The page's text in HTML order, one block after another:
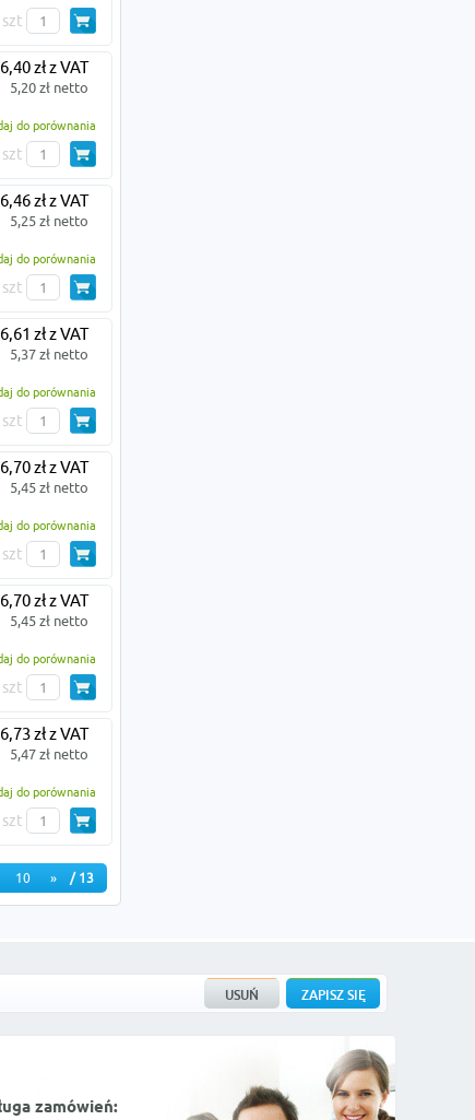
szt
6,40 zł z VAT
5,20 zł netto
do porównania
szt
6,46 zł z VAT
5,25 zł netto
do porównania
szt
6,61 zł z VAT
5,37 zł netto
do porównania
szt
6,70 zł z VAT
5,45 zł netto
do porównania
szt
6,70 zł z VAT
5,45 zł netto
do porównania
szt
6,73 zł z VAT
5,47 zł netto
do porównania
szt
10 » / 13
zamówień: